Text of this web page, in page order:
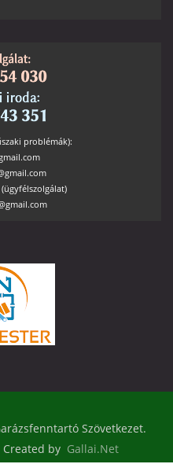
problémák):
(ügyfélszolgálat)
Szövetkezet.
by Gallai.Net